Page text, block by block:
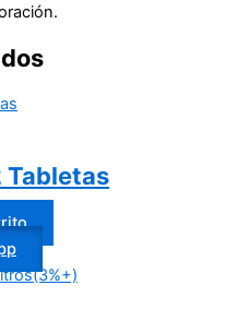
Tabletas